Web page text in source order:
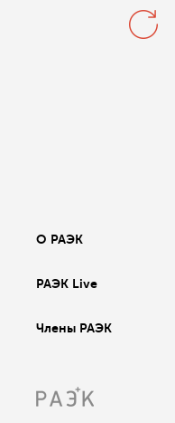
О РАЭК
РАЭК Live
Члены РАЭК